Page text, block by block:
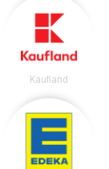
Kaufland